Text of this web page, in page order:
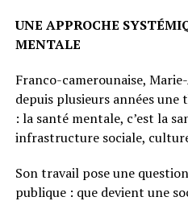
UNE APPROCHE
MENTALE
Franco-camerounaise,
depuis plusieurs années
: la santé mentale, c’est la
infrastructure sociale,
Son travail pose une
publique : que devient une